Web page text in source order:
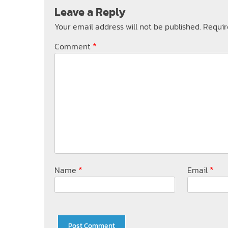
Leave a Reply
Your email address will not be published.
Comment *
Name * Email *